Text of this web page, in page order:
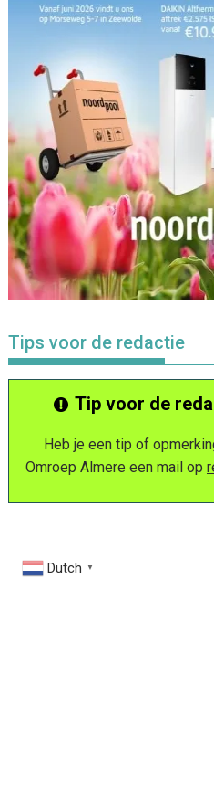
Tips voor de redactie
Tip voor de
Heb je een tip of
Omroep Almere een mail op
Dutch ▼